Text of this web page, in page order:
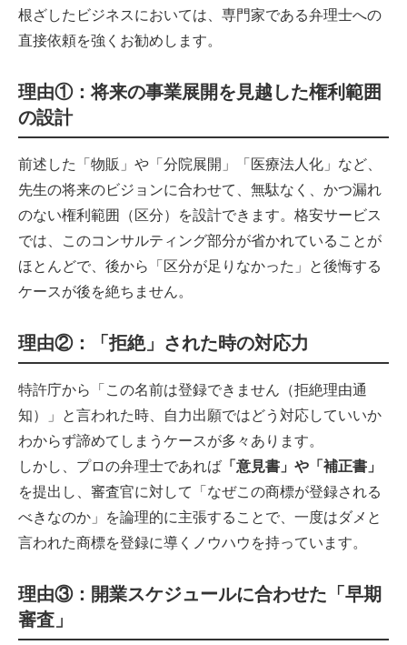
根ざしたビジネスにおいては、専門家である弁理士への
直接依頼を強くお勧めします。
理由①：将来の事業展開を見越した権利範囲
の設計
前述した「物販」や「分院展開」「医療法人化」など、
先生の将来のビジョンに合わせて、無駄なく、かつ漏れ
のない権利範囲（区分）を設計できます。格安サービス
では、このコンサルティング部分が省かれていることが
ほとんどで、後から「区分が足りなかった」と後悔する
ケースが後を絶ちません。
理由②：「拒絶」された時の対応力
特許庁から「この名前は登録できません（拒絶理由通
知）」と言われた時、自力出願ではどう対応していいか
わからず諦めてしまうケースが多々あります。
しかし、プロの弁理士であれば 「意見書」や「補正書」
を提出し、審査官に対して「なぜこの商標が登録される
べきなのか」を論理的に主張することで、一度はダメと
言われた商標を登録に導くノウハウを持っています。
理由③：開業スケジュールに合わせた「早期
審査」